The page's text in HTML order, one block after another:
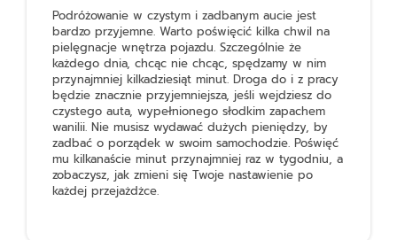
Podróżowanie w czystym i zadbanym aucie jest
bardzo przyjemne. Warto poświęcić kilka chwil na
pielęgnacje wnętrza pojazdu. Szczególnie że
każdego dnia, chcąc nie chcąc, spędzamy w nim
przynajmniej kilkadziesiąt minut. Droga do i z pracy
będzie znacznie przyjemniejsza, jeśli wejdziesz do
czystego auta, wypełnionego słodkim zapachem
wanilii. Nie musisz wydawać dużych pieniędzy, by
zadbać o porządek w swoim samochodzie. Poświęć
mu kilkanaście minut przynajmniej raz w tygodniu, a
zobaczysz, jak zmieni się Twoje nastawienie po
każdej przejażdżce.